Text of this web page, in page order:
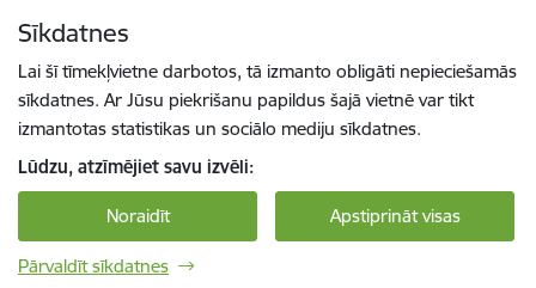
Sīkdatnes
Lai šī tīmekļvietne darbotos, tā izmanto obligāti nepieciešamās
sīkdatnes. Ar Jūsu piekrišanu papildus šajā vietnē var tikt
izmantotas statistikas un sociālo mediju sīkdatnes.
Lūdzu, atzīmējiet savu izvēli:
Noraidīt Apstiprināt visas
Pārvaldīt sīkdatnes